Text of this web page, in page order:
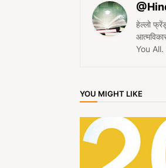
हेल्लो
You All.
YOU MIGHT LIKE